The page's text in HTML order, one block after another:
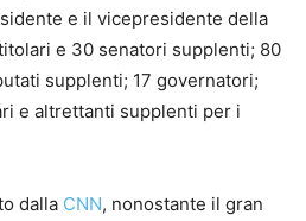
e il vicepresidente della
e 30 senatori supplenti; 80
supplenti; 17 governatori;
e altrettanti supplenti per i
dalla CNN, nonostante il gran